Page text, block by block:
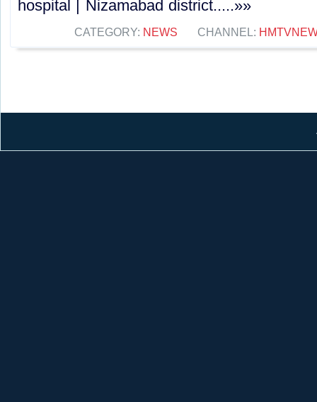
hospital | Nizamabad district.....»»
CATEGORY: NEWS CHANNEL: